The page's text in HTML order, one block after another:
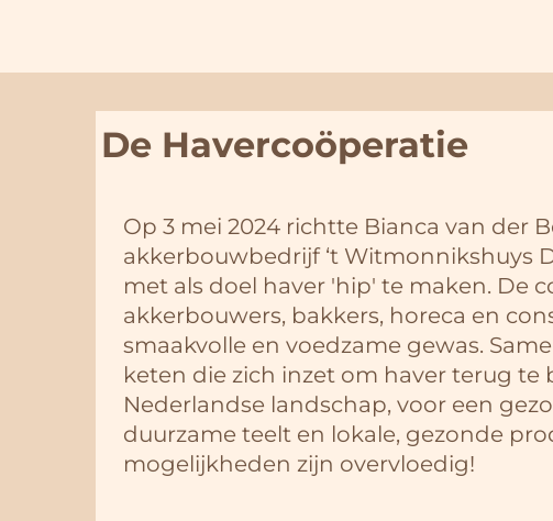
De Havercoöperatie
Op 3 mei 2024 richtte Bianca van der
akkerbouwbedrijf ‘t Witmonnikshuys
met als doel haver 'hip' te maken. De
akkerbouwers, bakkers, horeca en
smaakvolle en voedzame gewas.
keten die zich inzet om haver terug te
Nederlandse landschap, voor een
duurzame teelt en lokale, gezonde
mogelijkheden zijn overvloedig!